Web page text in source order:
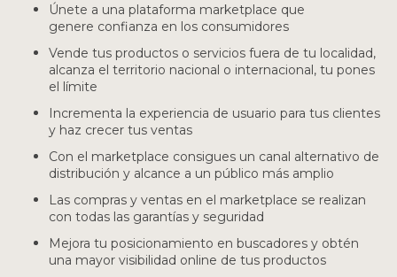
Únete a una plataforma marketplace que
genere confianza en los consumidores
Vende tus productos o servicios fuera de tu localidad,
alcanza el territorio nacional o internacional, tu pones
el límite
Incrementa la experiencia de usuario para tus clientes
y haz crecer tus ventas
Con el marketplace consigues un canal alternativo de
distribución y alcance a un público más amplio
Las compras y ventas en el marketplace se realizan
con todas las garantías y seguridad
Mejora tu posicionamiento en buscadores y obtén
una mayor visibilidad online de tus productos